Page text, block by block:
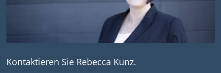
Kontaktieren Sie Rebecca Kunz.